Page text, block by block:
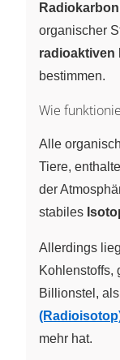
organischer
bestimmen.
Wie
Alle
Tiere,
der
stabiles
Allerdings
Kohlenstoffs,
Billionstel,
mehr hat.